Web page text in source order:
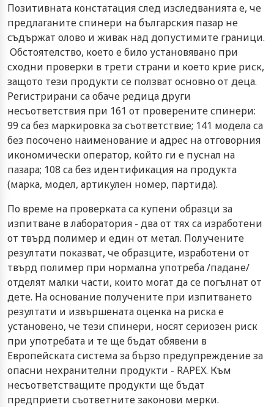
Позитивната констатация след изследванията е, че
предлаганите спинери на българския пазар не
съдържат олово и живак над допустимите граници.
Обстоятелство, което е било установявано при
сходни проверки в трети страни и което крие риск,
защото тези продукти се ползват основно от деца.
Регистрирани са обаче редица други
несъответствия при 161 от проверените спинери:
99 са без маркировка за съответствие; 141 модела са
без посочено наименование и адрес на отговорния
икономически оператор, който ги е пуснал на
пазара; 108 са без идентификация на продукта
(марка, модел, артикулен номер, партида).
По време на проверката са купени образци за
изпитване в лаборатория - два от тях са изработени
от твърд полимер и един от метал. Получените
резултати показват, че образците, изработени от
твърд полимер при нормална употреба /падане/
отделят малки части, които могат да се погълнат от
дете. На основание получените при изпитването
резултати и извършената оценка на риска е
установено, че тези спинери, носят сериозен риск
при употребата и те ще бъдат обявени в
Европейската система за бързо предупреждение за
опасни нехранителни продукти - RAPEX. Към
несъответстващите продукти ще бъдат
предприети съответните законови мерки.